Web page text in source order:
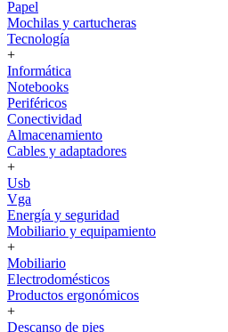
Papel
Mochilas y cartucheras
Tecnología
+
Informática
Notebooks
Periféricos
Conectividad
Almacenamiento
Cables y adaptadores
+
Usb
Vga
Energía y seguridad
Mobiliario y equipamiento
+
Mobiliario
Electrodomésticos
Productos ergonómicos
+
Descanso de pies